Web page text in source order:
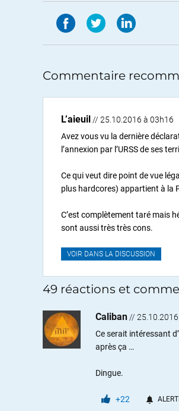
Commentaire
L’aieuil // 25.10.2016 à 03h16
Avez vous vu la dernière
l’annexion par l’URSS de ses
Ce qui veut dire point de vue
plus hardcores) appartient à la
C’est complètement taré mais
sont aussi très très cons.
VOIR DANS LA DISCUSSION
49 réactions et
Caliban//
Ce serait intéressant
après ça …
Dingue.
+22